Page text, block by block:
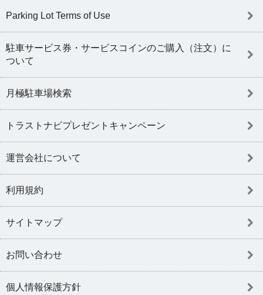
Parking Lot Terms of Use
駐車サービス券・サービスコインのご購入（注文）に
ついて
月極駐車場検索
トラストナビプレゼントキャンペーン
運営会社について
利用規約
サイトマップ
お問い合わせ
個人情報保護方針